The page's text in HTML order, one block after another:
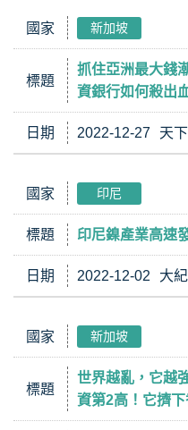
國家 新加坡
標題
抓住亞洲最大錢
資銀行如何殺出
日期 2022-12-27 天下
國家 印尼
標題 印尼鎳產業高速
日期 2022-12-02 大
國家 新加坡
標題
世界越亂，它越
資第2高！它擠